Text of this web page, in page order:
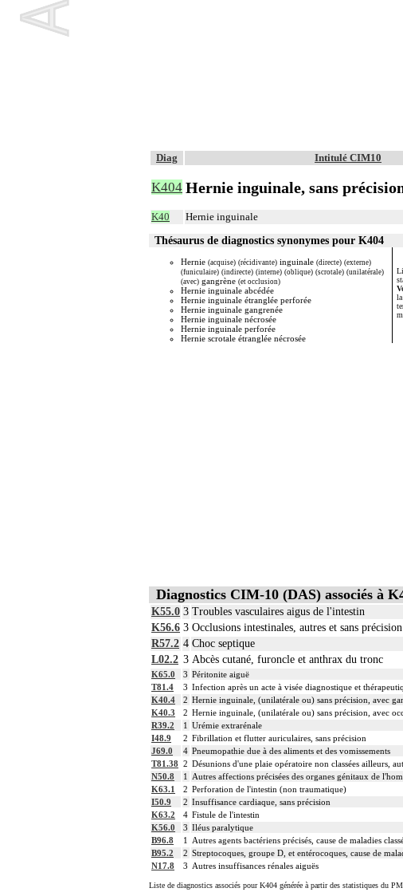
Diag Intitulé CIM10
K404 Hernie inguinale, sans
K40 Hernie inguinale
Thésaurus de diagnostics synonymes pour K404
Hernie (acquise) (récidivante) inguinale (directe) (externe)
(funiculaire) (indirecte) (interne) (oblique) (scrotale) (unilatérale)
(avec) gangrène (et occlusion)
Hernie inguinale abcédée
Hernie inguinale étranglée perforée
Hernie inguinale gangrenée
Hernie inguinale nécrosée
Hernie inguinale perforée
Hernie scrotale étranglée nécrosée
Diagnostics CIM-10 (DAS) associés à
K55.0 3 Troubles vasculaires aigus de l'intestin
K56.6 3 Occlusions intestinales, autres et sans précision
R57.2 4 Choc septique
L02.2 3 Abcès cutané, furoncle et anthrax du tronc
K65.0 3 Péritonite aiguë
T81.4
3 Infection après un acte à visée diagnostique et
K40.4
2 Hernie inguinale, (unilatérale ou) sans précision, avec
K40.3
2 Hernie inguinale, (unilatérale ou) sans précision, avec
R39.2
1 Urémie extrarénale
I48.9
2 Fibrillation et flutter auriculaires, sans précision
J69.0
4 Pneumopathie due à des aliments et des vomissements
T81.38 2 Désunions d'une plaie opératoire non classées ailleurs,
N50.8
1
Autres affections précisées des organes génitaux de
K63.1
2 Perforation de l'intestin (non traumatique)
I50.9
2 Insuffisance cardiaque, sans précision
K63.2
4 Fistule de l'intestin
K56.0
3 Iléus paralytique
B96.8
1
Autres agents bactériens précisés, cause de maladies
B95.2
2 Streptocoques, groupe D, et entérocoques, cause de
N17.8
3 Autres insuffisances rénales aiguës
Liste de diagnostics associés pour K404 générée à partir des statistiques du